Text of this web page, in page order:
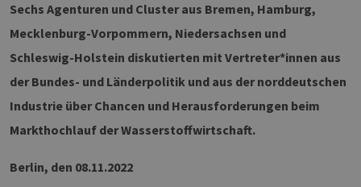
Sechs Agenturen und Cluster aus Bremen, Hamburg,
Mecklenburg-Vorpommern, Niedersachsen und
Schleswig-Holstein diskutierten mit Vertreter*innen aus
der Bundes- und Länderpolitik und aus der norddeutschen
Industrie über Chancen und Herausforderungen beim
Markthochlauf der Wasserstoffwirtschaft.
Berlin, den 08.11.2022